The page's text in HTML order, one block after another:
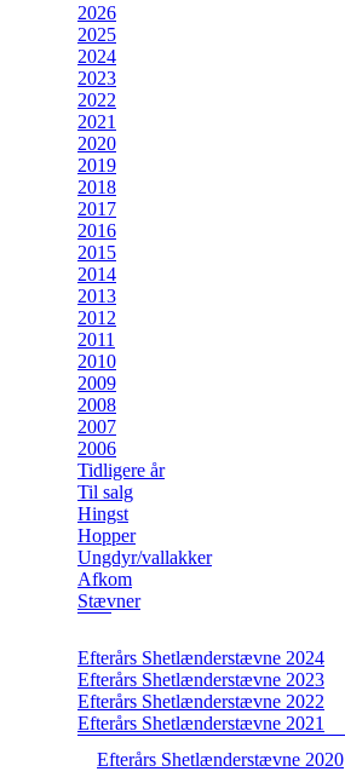
2026
2025
2024
2023
2022
2021
2020
2019
2018
2017
2016
2015
2014
2013
2012
2011
2010
2009
2008
2007
2006
Tidligere år
Til salg
Hingst
Hopper
Ungdyr/vallakker
Afkom
Stævner
Efterårs Shetlænderstævne 2024
Efterårs Shetlænderstævne 2023
Efterårs Shetlænderstævne 2022
Efterårs Shetlænderstævne 2021
Efterårs Shetlænderstævne 2020